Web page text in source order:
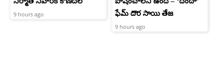
9 hours ago
ఫేమ్ దొర సాయి తేజ
9 hours ago